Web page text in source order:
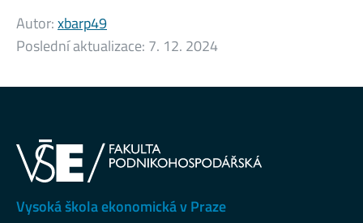
Autor:xbarp49
Poslední aktualizace: 7. 12. 2024
Vysoká škola ekonomická v Praze